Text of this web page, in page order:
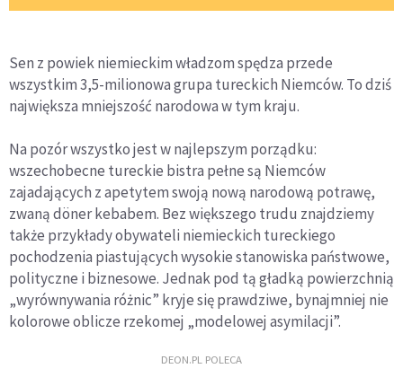
Sen z powiek niemieckim władzom spędza przede
wszystkim 3,5-milionowa grupa tureckich Niemców. To dziś
największa mniejszość narodowa w tym kraju.
Na pozór wszystko jest w najlepszym porządku:
wszechobecne tureckie bistra pełne są Niemców
zajadających z apetytem swoją nową narodową potrawę,
zwaną döner kebabem. Bez większego trudu znajdziemy
także przykłady obywateli niemieckich tureckiego
pochodzenia piastujących wysokie stanowiska państwowe,
polityczne i biznesowe. Jednak pod tą gładką powierzchnią
„wyrównywania różnic” kryje się prawdziwe, bynajmniej nie
kolorowe oblicze rzekomej „modelowej asymilacji”.
DEON.PL POLECA